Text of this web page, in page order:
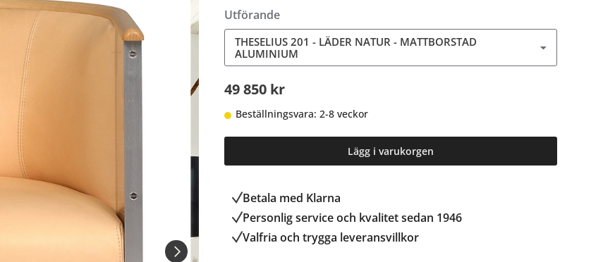
Utförande
THESELIUS 201 - LÄDER NATUR - MATTBORSTAD
ALUMINIUM
49 850 kr
Beställningsvara: 2-8 veckor
Lägg i varukorgen
Betala med Klarna
Personlig service och kvalitet sedan 1946
Valfria och trygga leveransvillkor